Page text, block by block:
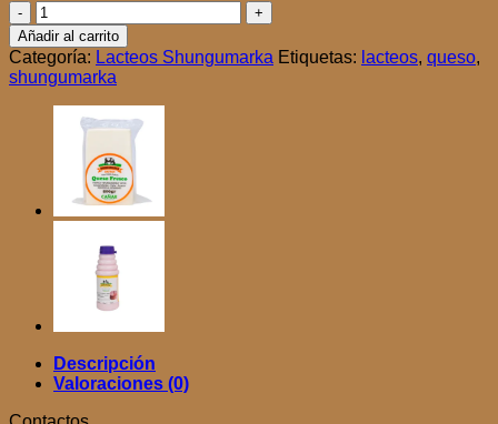
Queso
fresco
250gr
cantidad
Añadir al carrito
Categoría: Lacteos Shungumarka Etiquetas: lacteos, queso,
shungumarka
Descripción
Valoraciones (0)